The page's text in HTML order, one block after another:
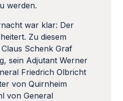
werden.
war klar: Der
Zu diesem
Schenk Graf
sein Adjutant Werner
Friedrich Olbricht
von Quirnheim
von General